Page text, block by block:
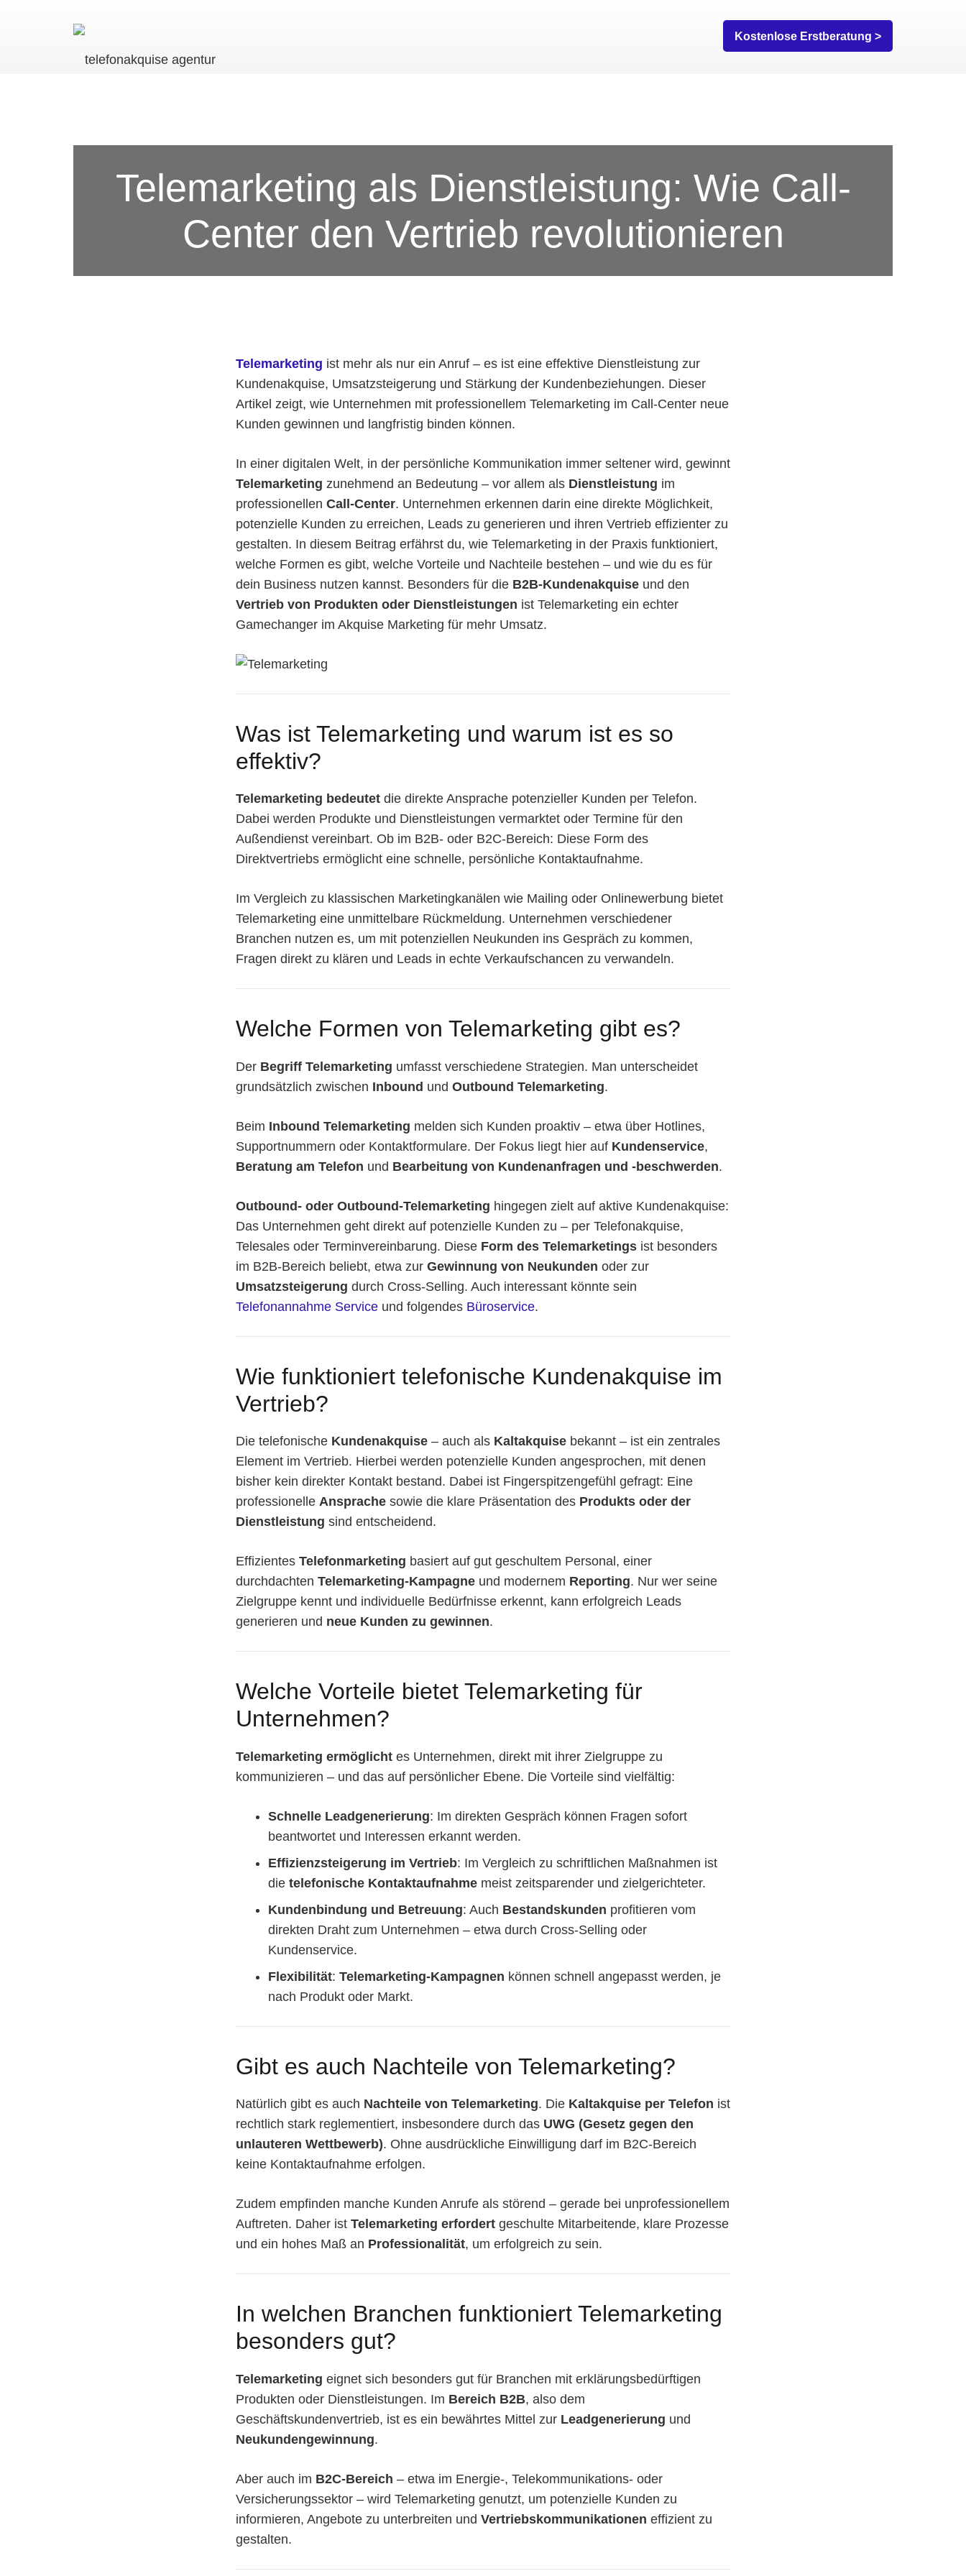
Kostenlose Erstberatung >
Telemarketing als Dienstleistung: Wie Call-
Center den Vertrieb revolutionieren
Telemarketing ist mehr als nur ein Anruf – es ist eine effektive Dienstleistung zur
Kundenakquise, Umsatzsteigerung und Stärkung der Kundenbeziehungen. Dieser
Artikel zeigt, wie Unternehmen mit professionellem Telemarketing im Call-Center neue
Kunden gewinnen und langfristig binden können.
In einer digitalen Welt, in der persönliche Kommunikation immer seltener wird, gewinnt
Telemarketing zunehmend an Bedeutung – vor allem als Dienstleistung im
professionellen Call-Center. Unternehmen erkennen darin eine direkte Möglichkeit,
potenzielle Kunden zu erreichen, Leads zu generieren und ihren Vertrieb effizienter zu
gestalten. In diesem Beitrag erfährst du, wie Telemarketing in der Praxis funktioniert,
welche Formen es gibt, welche Vorteile und Nachteile bestehen – und wie du es für
dein Business nutzen kannst. Besonders für die B2B-Kundenakquise und den
Vertrieb von Produkten oder Dienstleistungen ist Telemarketing ein echter
Gamechanger im Akquise Marketing für mehr Umsatz.
Was ist Telemarketing und warum ist es so
effektiv?
Telemarketing bedeutet die direkte Ansprache potenzieller Kunden per Telefon.
Dabei werden Produkte und Dienstleistungen vermarktet oder Termine für den
Außendienst vereinbart. Ob im B2B- oder B2C-Bereich: Diese Form des
Direktvertriebs ermöglicht eine schnelle, persönliche Kontaktaufnahme.
Im Vergleich zu klassischen Marketingkanälen wie Mailing oder Onlinewerbung bietet
Telemarketing eine unmittelbare Rückmeldung. Unternehmen verschiedener
Branchen nutzen es, um mit potenziellen Neukunden ins Gespräch zu kommen,
Fragen direkt zu klären und Leads in echte Verkaufschancen zu verwandeln.
Welche Formen von Telemarketing gibt es?
Der Begriff Telemarketing umfasst verschiedene Strategien. Man unterscheidet
grundsätzlich zwischen Inbound und Outbound Telemarketing.
Beim Inbound Telemarketing melden sich Kunden proaktiv – etwa über Hotlines,
Supportnummern oder Kontaktformulare. Der Fokus liegt hier auf Kundenservice,
Beratung am Telefon und Bearbeitung von Kundenanfragen und -beschwerden.
Outbound- oder Outbound-Telemarketing hingegen zielt auf aktive Kundenakquise:
Das Unternehmen geht direkt auf potenzielle Kunden zu – per Telefonakquise,
Telesales oder Terminvereinbarung. Diese Form des Telemarketings ist besonders
im B2B-Bereich beliebt, etwa zur Gewinnung von Neukunden oder zur
Umsatzsteigerung durch Cross-Selling. Auch interessant könnte sein
Telefonannahme Service und folgendes Büroservice.
Wie funktioniert telefonische Kundenakquise im
Vertrieb?
Die telefonische Kundenakquise – auch als Kaltakquise bekannt – ist ein zentrales
Element im Vertrieb. Hierbei werden potenzielle Kunden angesprochen, mit denen
bisher kein direkter Kontakt bestand. Dabei ist Fingerspitzengefühl gefragt: Eine
professionelle Ansprache sowie die klare Präsentation des Produkts oder der
Dienstleistung sind entscheidend.
Effizientes Telefonmarketing basiert auf gut geschultem Personal, einer
durchdachten Telemarketing-Kampagne und modernem Reporting. Nur wer seine
Zielgruppe kennt und individuelle Bedürfnisse erkennt, kann erfolgreich Leads
generieren und neue Kunden zu gewinnen.
Welche Vorteile bietet Telemarketing für
Unternehmen?
Telemarketing ermöglicht es Unternehmen, direkt mit ihrer Zielgruppe zu
kommunizieren – und das auf persönlicher Ebene. Die Vorteile sind vielfältig:
Schnelle Leadgenerierung: Im direkten Gespräch können Fragen sofort
beantwortet und Interessen erkannt werden.
Effizienzsteigerung im Vertrieb: Im Vergleich zu schriftlichen Maßnahmen ist
die telefonische Kontaktaufnahme meist zeitsparender und zielgerichteter.
Kundenbindung und Betreuung: Auch Bestandskunden profitieren vom
direkten Draht zum Unternehmen – etwa durch Cross-Selling oder
Kundenservice.
Flexibilität: Telemarketing-Kampagnen können schnell angepasst werden, je
nach Produkt oder Markt.
Gibt es auch Nachteile von Telemarketing?
Natürlich gibt es auch Nachteile von Telemarketing. Die Kaltakquise per Telefon ist
rechtlich stark reglementiert, insbesondere durch das UWG (Gesetz gegen den
unlauteren Wettbewerb). Ohne ausdrückliche Einwilligung darf im B2C-Bereich
keine Kontaktaufnahme erfolgen.
Zudem empfinden manche Kunden Anrufe als störend – gerade bei unprofessionellem
Auftreten. Daher ist Telemarketing erfordert geschulte Mitarbeitende, klare Prozesse
und ein hohes Maß an Professionalität, um erfolgreich zu sein.
In welchen Branchen funktioniert Telemarketing
besonders gut?
Telemarketing eignet sich besonders gut für Branchen mit erklärungsbedürftigen
Produkten oder Dienstleistungen. Im Bereich B2B, also dem
Geschäftskundenvertrieb, ist es ein bewährtes Mittel zur Leadgenerierung und
Neukundengewinnung.
Aber auch im B2C-Bereich – etwa im Energie-, Telekommunikations- oder
Versicherungssektor – wird Telemarketing genutzt, um potenzielle Kunden zu
informieren, Angebote zu unterbreiten und Vertriebskommunikationen effizient zu
gestalten.